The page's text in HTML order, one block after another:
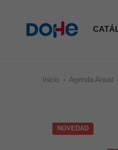
Inicio Agenda Anual
NOVEDAD